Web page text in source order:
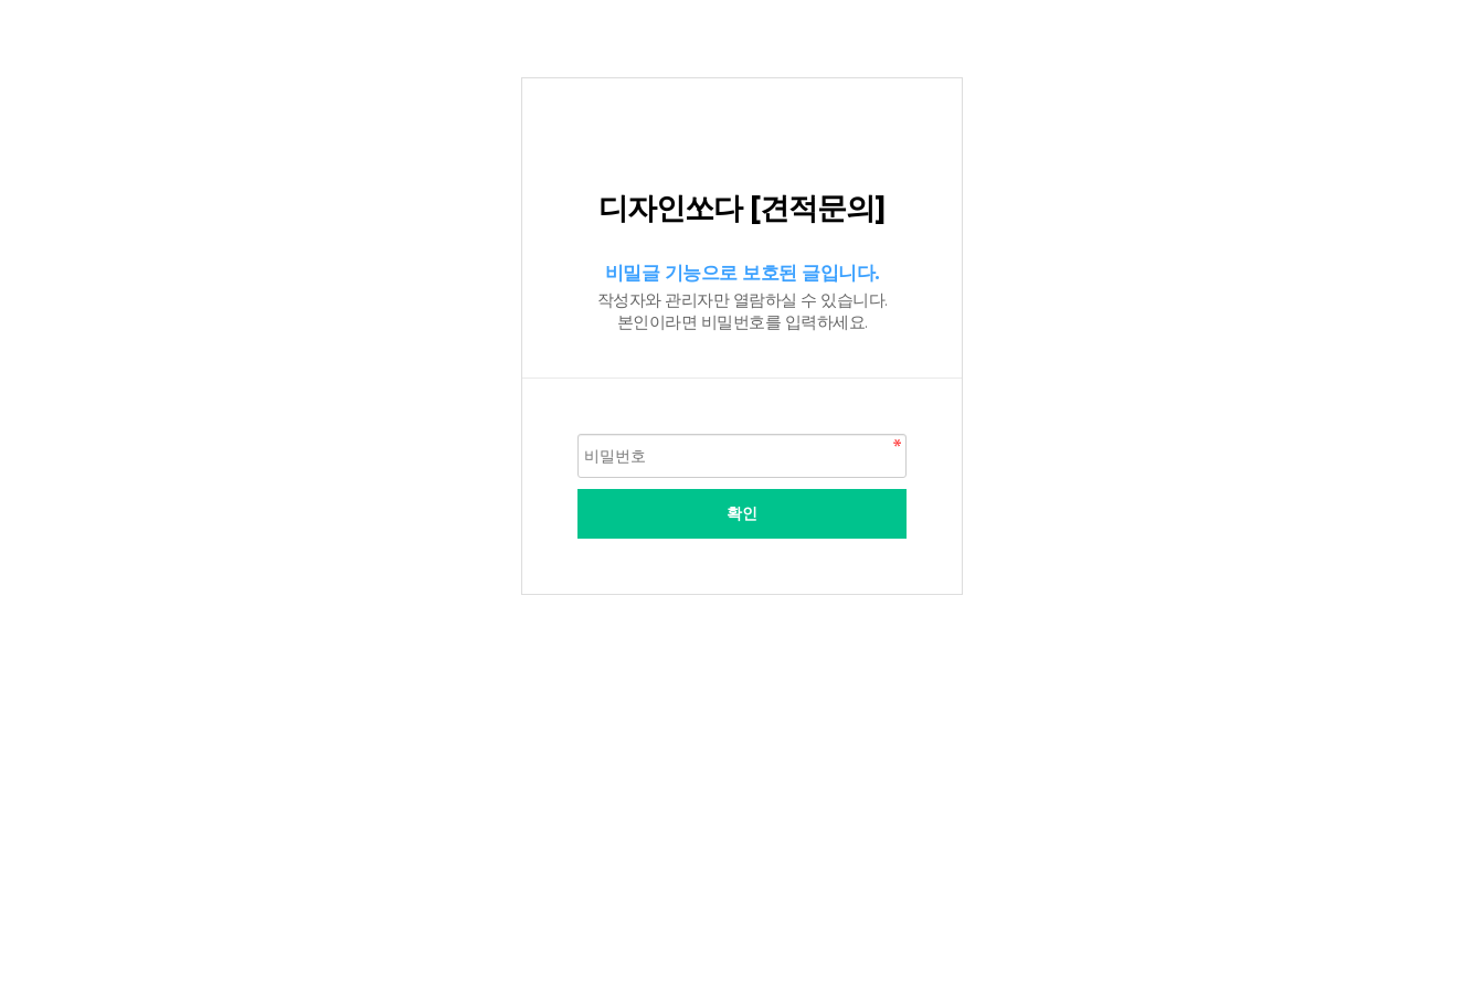
디자인쏘다 [견적문의]
비밀글 기능으로 보호된 글입니다.
작성자와 관리자만 열람하실 수 있습니다.
본인이라면 비밀번호를 입력하세요.